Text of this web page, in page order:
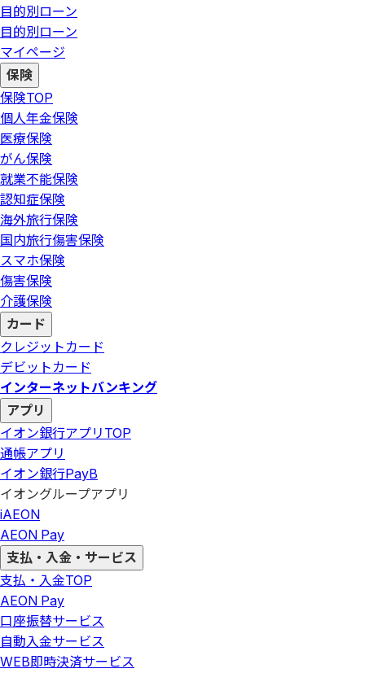
目的別ローン
目的別ローン
マイページ
保険
保険TOP
個人年金保険
医療保険
がん保険
就業不能保険
認知症保険
海外旅行保険
国内旅行傷害保険
スマホ保険
傷害保険
介護保険
カード
クレジットカード
デビットカード
インターネットバンキング
アプリ
イオン銀行アプリ TOP
通帳アプリ
イオン銀行PayB
イオングループアプリ
iAEON
AEON Pay
支払・入金・サービス
支払・入金TOP
AEON Pay
口座振替サービス
自動入金サービス
WEB即時決済サービス